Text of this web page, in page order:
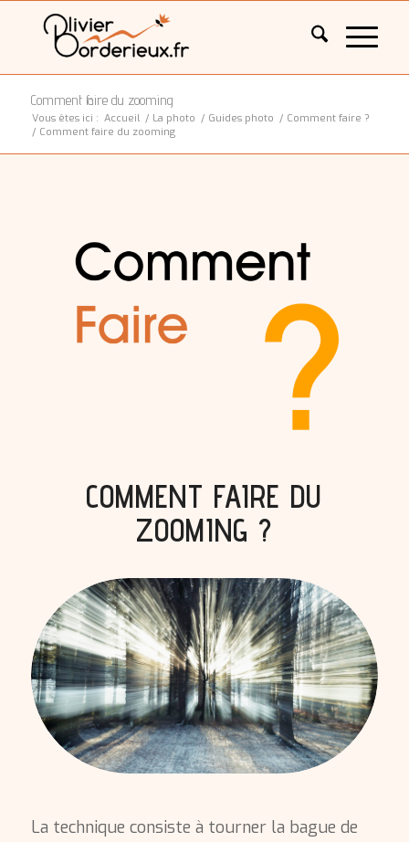
Comment faire du zooming
Vous êtes ici : Accueil / La photo / Guides photo / Comment faire ?
/ Comment faire du zooming
COMMENT FAIRE DU
ZOOMING ?
La technique consiste à tourner la bague de